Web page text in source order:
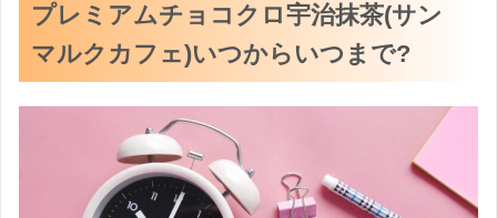
プレミアムチョコクロ宇治抹茶(サン
マルクカフェ)いつからいつまで?